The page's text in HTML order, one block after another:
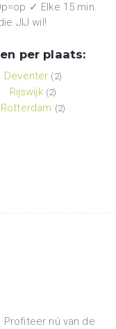
✓ Elke 15 min.
JIJ wil!
per plaats:
Deventer (2)
Rijswijk (2)
Rotterdam (2)
Profiteer nú van de